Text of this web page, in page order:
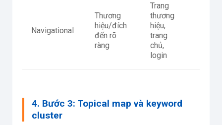
Navigational
Thương
hiệu/đích
đến rõ
ràng
Trang
thương
hiệu,
trang
chủ,
login
4. Bước 3: Topical map và keyword
cluster